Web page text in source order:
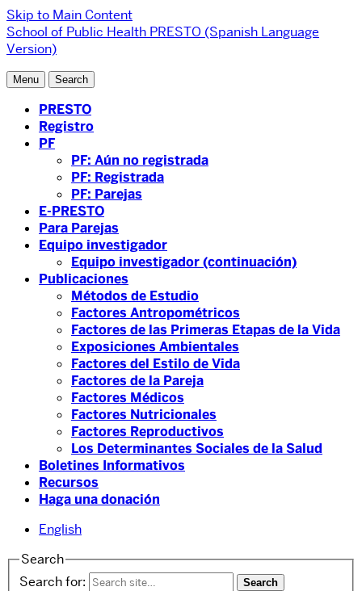
Skip to Main Content
School of Public Health PRESTO (Spanish Language
Version)
Menu Search
PRESTO
Registro
PF
PF: Aún no registrada
PF: Registrada
PF: Parejas
E-PRESTO
Para Parejas
Equipo investigador
Equipo investigador (continuación)
Publicaciones
Métodos de Estudio
Factores Antropométricos
Factores de las Primeras Etapas de la Vida
Exposiciones Ambientales
Factores del Estilo de Vida
Factores de la Pareja
Factores Médicos
Factores Nutricionales
Factores Reproductivos
Los Determinantes Sociales de la Salud
Boletines Informativos
Recursos
Haga una donación
English
Search
Search for: